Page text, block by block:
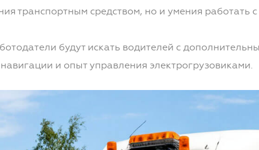
транспортным средством, но и умения
будут искать водителей с
и опыт управления электрогрузовиками.